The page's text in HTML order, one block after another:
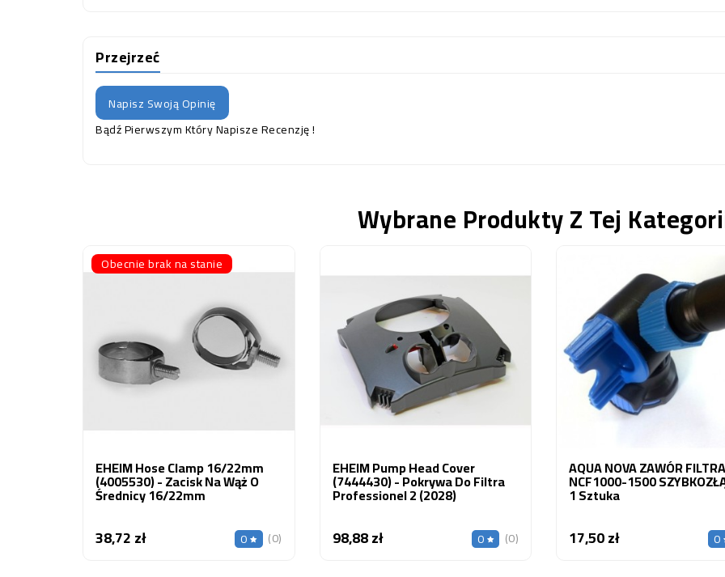
Przejrzeć
Napisz Swoją Opinię
Bądź Pierwszym Który Napisze Recenzję !
Wybrane Produkty Z Tej
Obecnie brak na stanie
EHEIM Hose Clamp 16/22mm
(4005530) - Zacisk Na Wąż O
Średnicy 16/22mm
38,72 złCena 0 (0)
EHEIM Pump Head Cover
(7444430) - Pokrywa Do Filtra
Professionel 2 (2028)
98,88 złCena 0 (0)
AQUA NOVA ZAWÓR FILTRA
NCF1000-1500
1 Sztuka
17,50 złCena 0